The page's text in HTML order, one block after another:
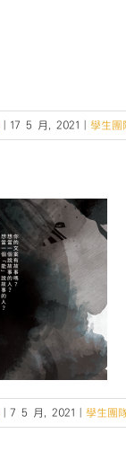
17 5 月, 2021 學生團
7 5 月, 2021 學生團